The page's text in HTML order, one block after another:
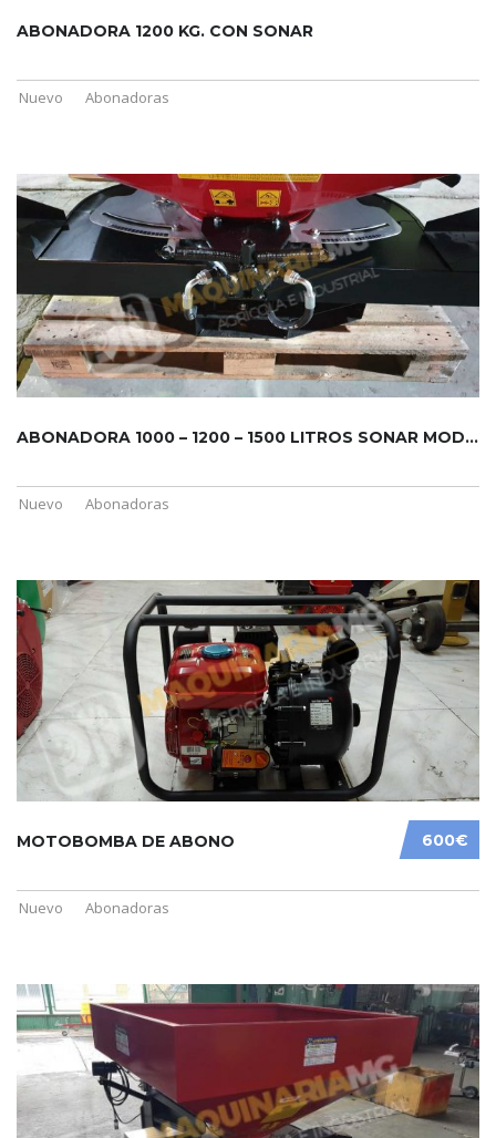
ABONADORA 1200 KG. CON SONAR
Nuevo Abonadoras
ABONADORA 1000 – 1200 – 1500 LITROS SONAR MODELO 2024
Nuevo Abonadoras
600€
MOTOBOMBA DE ABONO
Nuevo Abonadoras